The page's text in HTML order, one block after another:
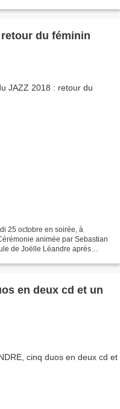
retour du féminin
25 octobre en soirée, à
animée par Sebastian
de Joëlle Léandre après
en deux cd et un